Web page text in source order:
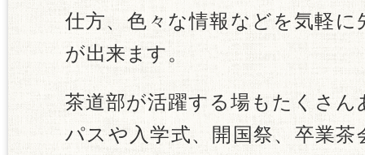
仕方、色々な情報などを気軽
が出来ます。
茶道部が活躍する場もたくさ
パスや入学式、開国祭、卒業